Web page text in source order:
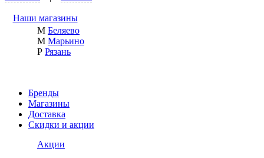
Наши магазины
М Беляево
М Марьино
Р Рязань
Бренды
Магазины
Доставка
Скидки и акции
Акции